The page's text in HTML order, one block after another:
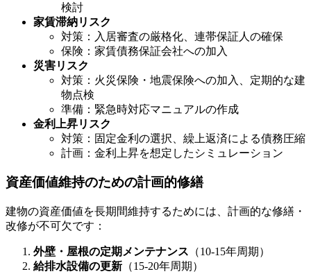
検討
家賃滞納リスク
対策：入居審査の厳格化、連帯保証人の確保
保険：家賃債務保証会社への加入
災害リスク
対策：火災保険・地震保険への加入、定期的な建
物点検
準備：緊急時対応マニュアルの作成
金利上昇リスク
対策：固定金利の選択、繰上返済による債務圧縮
計画：金利上昇を想定したシミュレーション
資産価値維持のための計画的修繕
建物の資産価値を長期間維持するためには、計画的な修繕・
改修が不可欠です：
外壁・屋根の定期メンテナンス （10-15年周期）
給排水設備の更新 （15-20年周期）